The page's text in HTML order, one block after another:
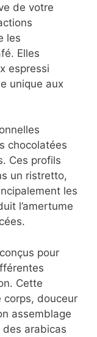
de votre
les
Elles
espressi
unique aux
chocolatées
Ces profils
un ristretto,
les
l’amertume
pour
Cette
corps, douceur
assemblage
arabicas